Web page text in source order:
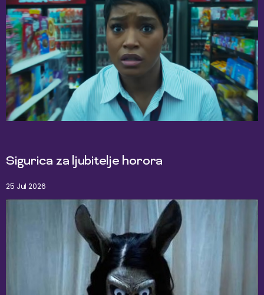
Sigurica za ljubitelje horora
25 Jul 2026